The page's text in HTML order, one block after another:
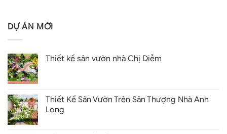
DỰ ÁN MỚI
Thiết kế sân vườn nhà Chị Diễm
Thiết Kế Sân Vườn Trên Sân Thượng Nhà Anh
Long